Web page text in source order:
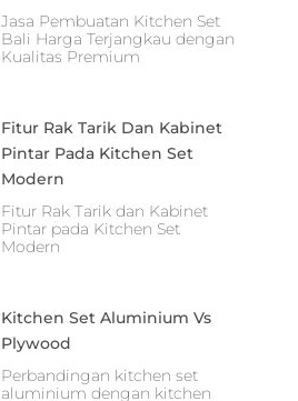
Jasa Pembuatan Kitchen Set
Bali Harga Terjangkau dengan
Kualitas Premium
Fitur Rak Tarik Dan Kabinet
Pintar Pada Kitchen Set
Modern
Fitur Rak Tarik dan Kabinet
Pintar pada Kitchen Set
Modern
Kitchen Set Aluminium Vs
Plywood
Perbandingan kitchen set
aluminium dengan kitchen